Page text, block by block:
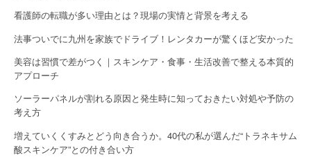
看護師の転職が多い理由とは？現場の実情と背景を考える
法事ついでに九州を家族でドライブ！レンタカーが驚くほど安かった
美容は習慣で差がつく｜スキンケア・食事・生活改善で整える本質的
アプローチ
ソーラーパネルが割れる原因と発生時に知っておきたい対処や予防の
考え方
増えていくくすみとどう向き合うか。40代の私が選んだ“トラネキサム
酸スキンケア”との付き合い方